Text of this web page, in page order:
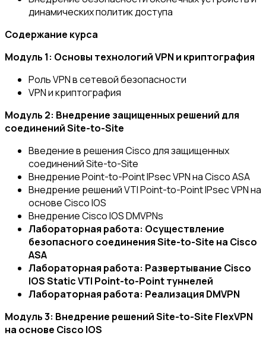
динамических политик доступа
Cодержание курса
Модуль 1: Основы технологий VPN и криптография
Роль VPN в сетевой безопасности
VPN и криптография
Модуль 2: Внедрение защищенных решений для
соединений Site-to-Site
Введение в решения Cisco для защищенных
соединений Site-to-Site
Внедрение Point-to-Point IPsec VPN на Cisco ASA
Внедрение решений VTI Point-to-Point IPsec VPN на
основе Cisco IOS
Внедрение Cisco IOS DMVPNs
Лабораторная работа: Осуществление
безопасного соединения Site-to-Site на Cisco
ASA
Лабораторная работа: Развертывание Cisco
IOS Static VTI Point-to-Point туннелей
Лабораторная работа: Реализация DMVPN
Модуль 3: Внедрение решений Site-to-Site FlexVPN
на основе Cisco IOS